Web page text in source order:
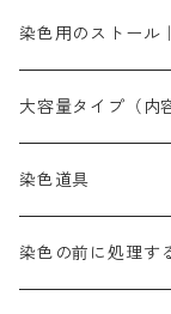
緑色系
茶色系
緑色系
茶色系
灰色系
黒色系
茶色｜20g入りのみ
灰色｜20g入りのみ
黒色
エロー ＭＧＲ｜明る
オレンヂMG｜黄みの
オレンヂMGD（定番
赤色系
レットMFB｜赤色（
レットMG｜黄みの朱
青色系
ネビーブルーMB（定
ブルーMB（定番の色
紫色系
バイオレットMFB
緑色系
群青
黒色｜在庫処分特
緑色｜在庫処分特
茶色｜在庫処分特価
カッチ｜茶系
アルミ媒染剤
鉄媒染剤
ソーダ灰｜アルカ
藍染
ぶどう糖
ハイドロサルファイト
染色用途のハンカ
45cm×45cm（ハンカ
ビスマークブロンB｜
塩基性エロ―｜液体タ
オリジナル染料｜
インディゴピュア
アルカリ剤
ハイドロサルファ
酸性剤
45cm×45cm（ハ
54cm×54cm（バ
染色用のストール
大容量タイプ（内
芒硝｜綿の染色時
ソーダ灰｜アルカ
染色道具
刷毛
染色の前に処理す